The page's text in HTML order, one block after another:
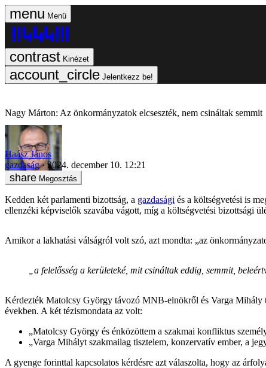
Menü
Kinézet
Jelentkezz be!
Nagy Márton: Az önkormányzatok elcseszték, nem csináltak semmit
Haász János
gazdaság
2024. december 10. 12:21
Megosztás
Kedden két parlamenti bizottság, a gazdasági és a költségvetési is
ellenzéki képviselők szavába vágott, míg a költségvetési bizottsági
Amikor a lakhatási válságról volt szó, azt mondta: „az
„a felelősség a kerületeké, mit csináltak eddig, semmit,
Kérdezték Matolcsy György távozó MNB-elnökről és Varga
években. A két tézismondata az volt:
„Matolcsy György és énközöttem a szakmai konfliktus
„Varga Mihályt szakmailag tisztelem, konzervatív ember, a
A gyenge forinttal kapcsolatos kérdésre azt válaszolta, hogy az